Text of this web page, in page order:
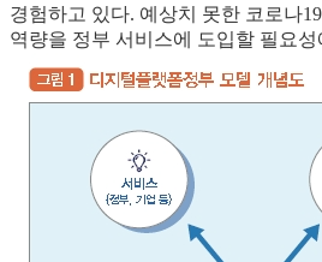
경험하고 있다. 예상치 못한 코로나
역량을 정부 서비스에 도입할 필요